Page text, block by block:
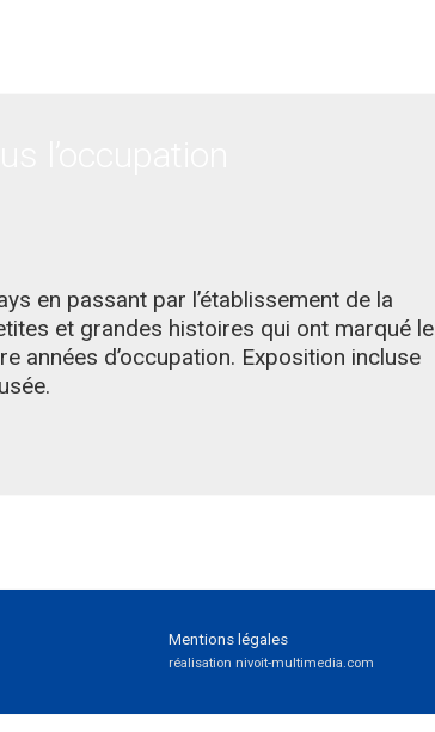
en passant par l’établissement de la
et grandes histoires qui ont marqué le
années d’occupation. Exposition incluse
Mentions légales
réalisation nivoit-multimedia.com